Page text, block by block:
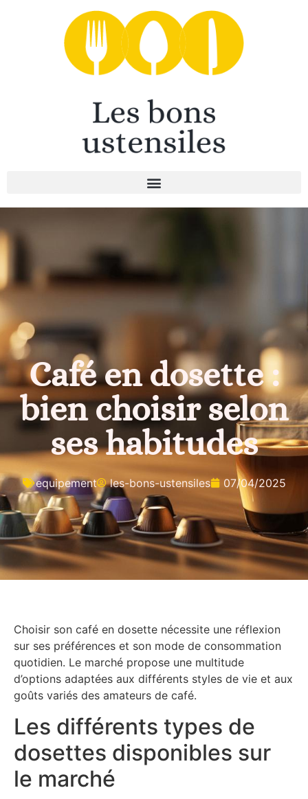
Café en dosette :
bien choisir selon
ses habitudes
equipement les-bons-ustensiles 07/04/2025
Choisir son café en dosette nécessite une réflexion
sur ses préférences et son mode de consommation
quotidien. Le marché propose une multitude
d’options adaptées aux différents styles de vie et aux
goûts variés des amateurs de café.
Les différents types de
dosettes disponibles sur
le marché